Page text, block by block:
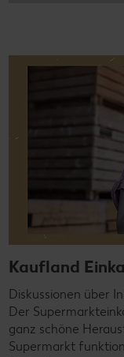
Kaufland
Diskussionen über
Der
ganz schöne
Supermarkt